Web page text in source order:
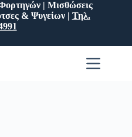
| Μισθώσεις
& Ψυγείων | Τηλ.